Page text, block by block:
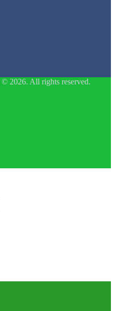
© 2026. All rights reserved.